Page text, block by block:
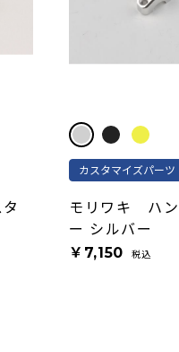
カスタマイズパーツ
モリワキ ハン
ー シルバー
￥7,150 税込